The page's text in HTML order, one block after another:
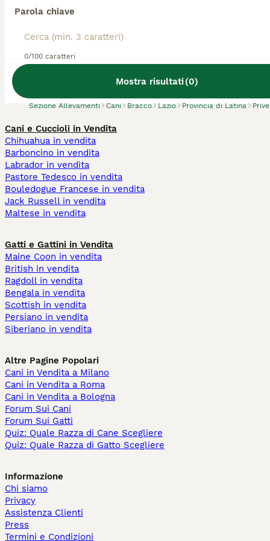
Parola chiave
0/100 caratteri
Mostra risultati(0)
Sezione Allevamenti Cani Bracco Lazio Provincia di Latina
Cani e Cuccioli in Vendita
Chihuahua in vendita
Barboncino in vendita
Labrador in vendita
Pastore Tedesco in vendita
Bouledogue Francese in vendita
Jack Russell in vendita
Maltese in vendita
Gatti e Gattini in Vendita
Maine Coon in vendita
British in vendita
Ragdoll in vendita
Bengala in vendita
Scottish in vendita
Persiano in vendita
Siberiano in vendita
Altre Pagine Popolari
Cani in Vendita a Milano
Cani in Vendita a Roma
Cani in Vendita a Bologna
Forum Sui Cani
Forum Sui Gatti
Quiz: Quale Razza di Cane Scegliere
Quiz: Quale Razza di Gatto Scegliere
Informazione
Chi siamo
Privacy
Assistenza Clienti
Press
Termini e Condizioni